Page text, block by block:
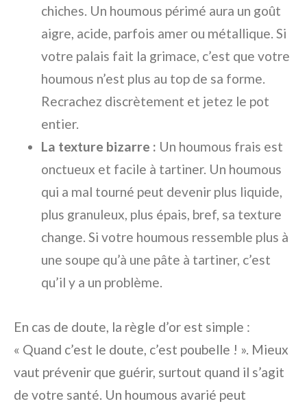
chiches. Un houmous périmé aura un goût
aigre, acide, parfois amer ou métallique. Si
votre palais fait la grimace, c’est que votre
houmous n’est plus au top de sa forme.
Recrachez discrètement et jetez le pot
entier.
La texture bizarre : Un houmous frais est
onctueux et facile à tartiner. Un houmous
qui a mal tourné peut devenir plus liquide,
plus granuleux, plus épais, bref, sa texture
change. Si votre houmous ressemble plus à
une soupe qu’à une pâte à tartiner, c’est
qu’il y a un problème.
En cas de doute, la règle d’or est simple :
« Quand c’est le doute, c’est poubelle ! ». Mieux
vaut prévenir que guérir, surtout quand il s’agit
de votre santé. Un houmous avarié peut